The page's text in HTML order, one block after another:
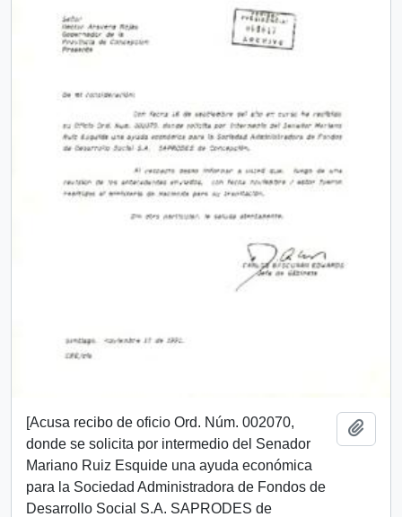
[Acusa recibo de oficio Ord. Núm. 002070,
donde se solicita por intermedio del Senador
Mariano Ruiz Esquide una ayuda económica
para la Sociedad Administradora de Fondos de
Desarrollo Social S.A. SAPRODES de